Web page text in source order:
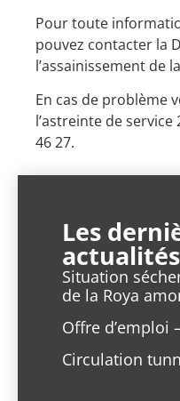
Pour toute
pouvez contacter la
l’assainissement de
En cas de problème
l’astreinte de
46 27.
Les
actualités
Situation
de la Roya
Offre d’emploi
Circulation